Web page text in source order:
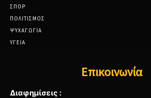
ΣΠΟΡ
ΠΟΛΙΤΙΣΜΟΣ
ΨΥΧΑΓΩΓΙΑ
ΥΓΕΙΑ
Επικοινωνία
Διαφημίσεις :